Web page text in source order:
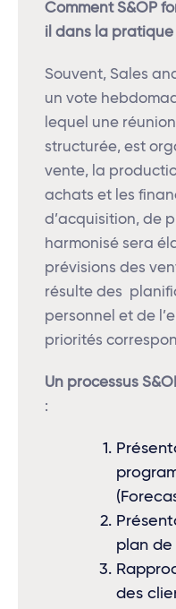
Comment S&OP
il dans la pratique
Souvent, Sales
un vote
lequel une
structurée, est
vente, la
achats et les
d’acquisition, de
harmonisé sera
prévisions des
résulte des
personnel et de
priorités
Un processus
:
plan
des